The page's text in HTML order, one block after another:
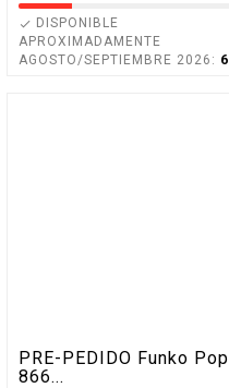
 DISPONIBLE
APROXIMADAMENTE
AGOSTO/SEPTIEMBRE 2026: 6
PRE-PEDIDO Funko Pop
866...